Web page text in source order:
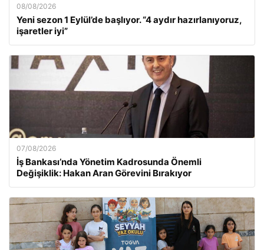
08/08/2026
Yeni sezon 1 Eylül’de başlıyor. “4 aydır hazırlanıyoruz,
işaretler iyi”
07/08/2026
İş Bankası’nda Yönetim Kadrosunda Önemli
Değişiklik: Hakan Aran Görevini Bırakıyor